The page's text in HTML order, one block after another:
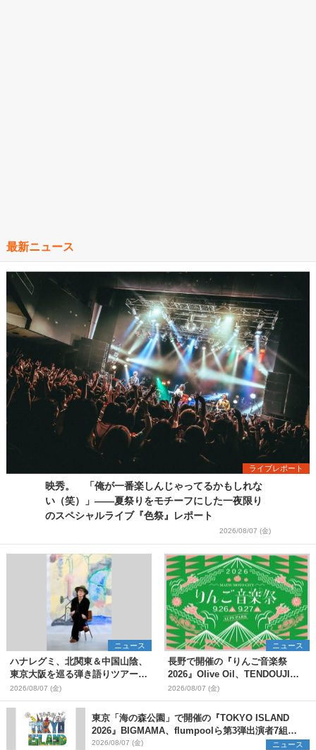
最新ニュース
ライブレポート
映秀。 「俺が一番楽しんじゃってるかもしれな
い（笑）」――夏祭りをモチーフにした一夜限り
のスペシャルライブ『色祭』レポート
2026/08/07 (金)
ニュース
ハナレグミ、北関東＆中国山陰、
東京大阪を巡る弾き語りツアー10
月より開催決定
2026/08/07 (金)
ニュース
長野で開催の『りんご音楽祭
2026』Olive Oil、TENDOUJIら
第11弾出演アーティスト（16組）
を発表
2026/08/07 (金)
東京「海の森公園」で開催の『TOKYO ISLAND
2026』BIGMAMA、flumpoolら第3弾出演者7組を
発表 ワークショップ・アート出展者を募集
2026/08/07 (金) ニュース